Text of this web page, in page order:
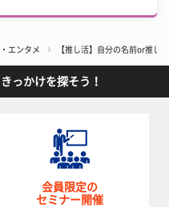
エンタメ 【推し活】自分の名前or推し
っかけを探そう！
会員限定の
セミナー開催